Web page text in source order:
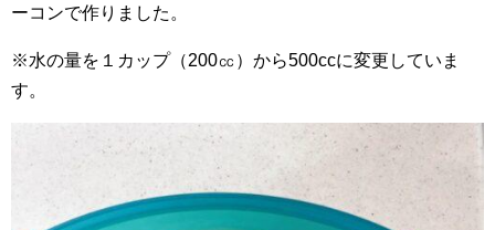
ーコンで作りました。
※水の量を１カップ（200㏄）から500ccに変更していま
す。